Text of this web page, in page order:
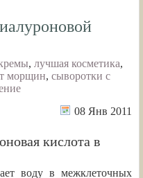
, лучшая косметика,
морщин, сыворотки с
08 Янв 2011
кислота в
воду в межклеточных